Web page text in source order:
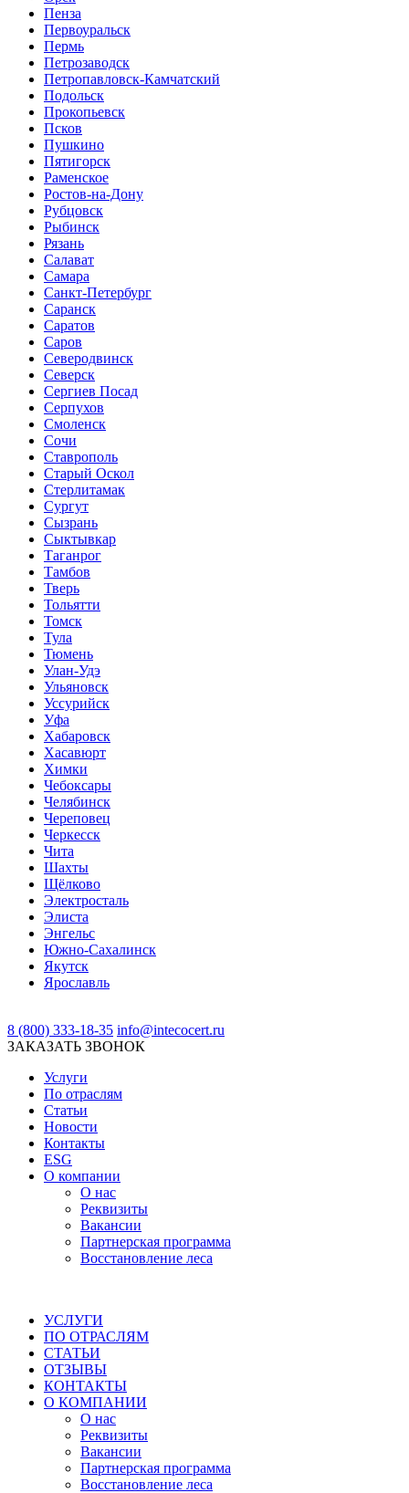
Пенза
Первоуральск
Пермь
Петрозаводск
Петропавловск-Камчатский
Подольск
Прокопьевск
Псков
Пушкино
Пятигорск
Раменское
Ростов-на-Дону
Рубцовск
Рыбинск
Рязань
Салават
Самара
Санкт-Петербург
Саранск
Саратов
Саров
Северодвинск
Северск
Сергиев Посад
Серпухов
Смоленск
Сочи
Ставрополь
Старый Оскол
Стерлитамак
Сургут
Сызрань
Сыктывкар
Таганрог
Тамбов
Тверь
Тольятти
Томск
Тула
Тюмень
Улан-Удэ
Ульяновск
Уссурийск
Уфа
Хабаровск
Хасавюрт
Химки
Чебоксары
Челябинск
Череповец
Черкесск
Чита
Шахты
Щёлково
Электросталь
Элиста
Энгельс
Южно-Сахалинск
Якутск
Ярославль
8 (800) 333-18-35 info@intecocert.ru
ЗАКАЗАТЬ ЗВОНОК
Услуги
По отраслям
Статьи
Новости
Контакты
ESG
О компании
О нас
Реквизиты
Вакансии
Партнерская программа
Восстановление леса
УСЛУГИ
ПО ОТРАСЛЯМ
СТАТЬИ
ОТЗЫВЫ
КОНТАКТЫ
О КОМПАНИИ
О нас
Реквизиты
Вакансии
Партнерская программа
Восстановление леса